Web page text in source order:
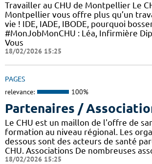
Travailler au CHU de Montpellier Le
Montpellier vous offre plus qu’un
vie ! IDE, IADE, IBODE, pourquoi
#MonJobMonCHU : Léa, Infirmière
Vous
18/02/2026 15:25
PAGES
relevance: 100%
Partenaires /
Le CHU est un maillon de l'offre de
formation au niveau régional. Les
dessous sont des acteurs de santé
CHU. Associations De nombreuses
18/02/2026 15:25